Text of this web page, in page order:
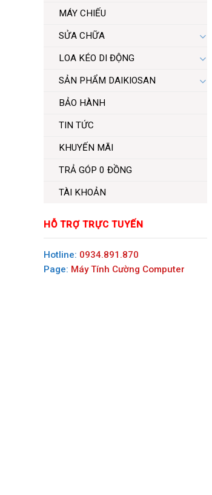
MÁY CHIẾU
SỬA CHỮA
LOA KÉO DI ĐỘNG
SẢN PHẨM DAIKIOSAN
BẢO HÀNH
TIN TỨC
KHUYẾN MÃI
TRẢ GÓP 0 ĐỒNG
TÀI KHOẢN
HỖ TRỢ TRỰC TUYẾN
Hotline: 0934.891.870
Page: Máy Tính Cường Computer